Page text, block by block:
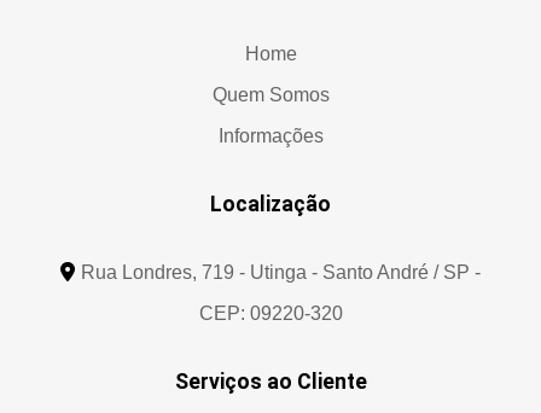
Home
Quem Somos
Informações
Localização
Rua Londres, 719 - Utinga - Santo André / SP -
CEP: 09220-320
Serviços ao Cliente